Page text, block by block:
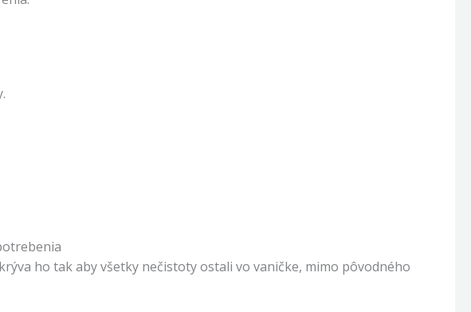
ho tak aby všetky nečistoty ostali vo vaničke, mimo pôvodného